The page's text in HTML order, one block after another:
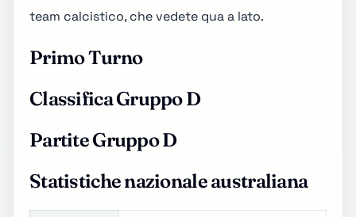
team calcistico, che vedete qua a lato.
Primo Turno
Classifica Gruppo D
Partite Gruppo D
Statistiche nazionale australiana